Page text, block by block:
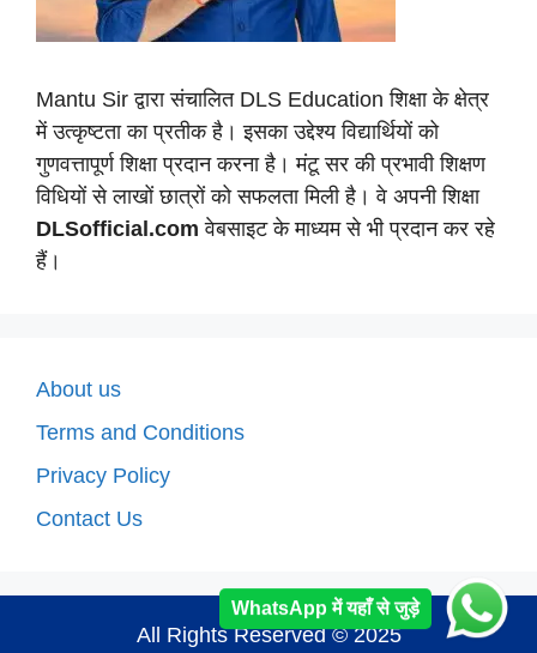
Mantu Sir द्वारा संचालित DLS Education शिक्षा के क्षेत्र
में उत्कृष्टता का प्रतीक है। इसका उद्देश्य विद्यार्थियों को
गुणवत्तापूर्ण शिक्षा प्रदान करना है। मंटू सर की प्रभावी शिक्षण
विधियों से लाखों छात्रों को सफलता मिली है। वे अपनी शिक्षा
DLSofficial.com वेबसाइट के माध्यम से भी प्रदान कर रहे
हैं।
About us
Terms and Conditions
Privacy Policy
Contact Us
All Rights Reserved © 2025
WhatsApp में यहाँ से जुड़े